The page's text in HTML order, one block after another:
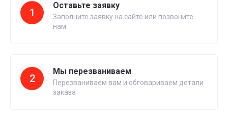
1
Оставьте заявку
Заполните заявку на сайте или позвоните
нам
2
Мы перезваниваем
Перезваниваем вам и обговариваем детали
заказа